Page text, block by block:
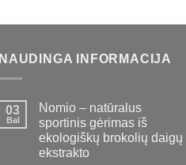
NAUDINGA INFORMACIJA
03
Bal
Nomio – natūralus
sportinis gėrimas iš
ekologiškų brokolių daigų
ekstrakto